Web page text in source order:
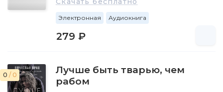
Электронная Аудиокнига
279 ₽
0 / 0
Лучше быть тварью, чем
рабом